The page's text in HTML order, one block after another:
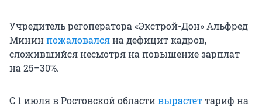
Учредитель регоператора «Экстрой-Дон» Альфред
Мининпожаловалсяна дефицит кадров,
сложившийся несмотря на повышение зарплат
на 25–30%.
С 1 июля в Ростовской областивырастеттариф на